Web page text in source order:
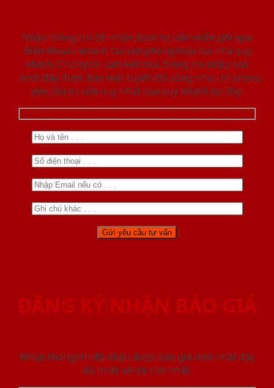
Nhập thông tin để nhận được tư vấn miễn phí qua
điện thoại / email/ tại văn phòng hoặc tại nhà quý
khách. Chúng tôi cam kết mọi thông tin nhập vào
dưới đây được bảo mật tuyệt đối cũng như chỉ phục vụ
yêu cầu tư vấn duy nhất của quý khách tại đây.
ĐĂNG KÝ NHẬN BÁO GIÁ
Nhập thông tin để nhận được báo giá mới nhât đầy
đủ nhất và chi tiết nhất.